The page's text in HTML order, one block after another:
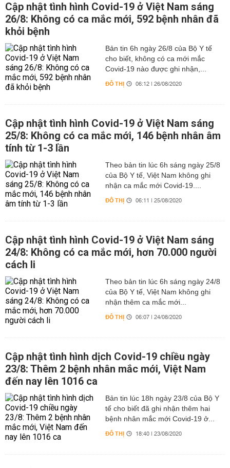
Cập nhật tình hình Covid-19 ở Việt Nam sáng
26/8: Không có ca mắc mới, 592 bệnh nhân đã
khỏi bệnh
Bản tin 6h ngày 26/8 của Bộ Y tế
cho biết, không có ca mới mắc
Covid-19 nào được ghi nhận,...
ĐÔ THỊ 06:12 | 26/08/2020
Cập nhật tình hình Covid-19 ở Việt Nam sáng
25/8: Không có ca mắc mới, 146 bệnh nhân âm
tính từ 1-3 lần
Theo bản tin lúc 6h sáng ngày 25/8
của Bộ Y tế, Việt Nam không ghi
nhận ca mắc mới Covid-19....
ĐÔ THỊ 06:11 | 25/08/2020
Cập nhật tình hình Covid-19 ở Việt Nam sáng
24/8: Không có ca mắc mới, hơn 70.000 người
cách li
Theo bản tin lúc 6h sáng ngày 24/8
của Bộ Y tế, Việt Nam không ghi
nhận thêm ca mắc mới...
ĐÔ THỊ 06:07 | 24/08/2020
Cập nhật tình hình dịch Covid-19 chiều ngày
23/8: Thêm 2 bệnh nhân mắc mới, Việt Nam
đến nay lên 1016 ca
Bản tin lúc 18h ngày 23/8 của Bộ Y
tế cho biết đã ghi nhận thêm hai
bệnh nhân mắc mới Covid-19 ở...
ĐÔ THỊ 18:40 | 23/08/2020